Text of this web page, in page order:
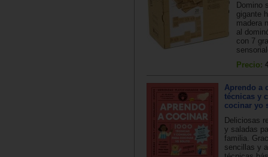
Domino
gigante
madera
al
con 7
Precio:
Aprendo a
técnicas y
cocinar yo
Deliciosas
y saladas
familia.
sencillas y